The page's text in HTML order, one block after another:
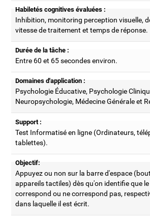
Habiletés cognitives évaluées :
Inhibition, monitoring perception visuelle,
vitesse de traitement et temps de réponse.
Durée de la tâche :
Entre 60 et 65 secondes environ.
Domaines d'application :
Psychologie Éducative, Psychologie
Neuropsychologie, Médecine Générale et
Support :
Test Informatisé en ligne (Ordinateurs,
tablettes).
Objectif:
Appuyez ou non sur la barre d'espace
appareils tactiles) dès qu'on identifie que
correspond ou ne correspond pas,
dans laquelle il est écrit.